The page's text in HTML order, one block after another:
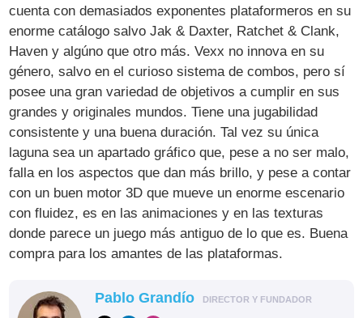
cuenta con demasiados exponentes plataformeros en su
enorme catálogo salvo Jak & Daxter, Ratchet & Clank,
Haven y algúno que otro más. Vexx no innova en su
género, salvo en el curioso sistema de combos, pero sí
posee una gran variedad de objetivos a cumplir en sus
grandes y originales mundos. Tiene una jugabilidad
consistente y una buena duración. Tal vez su única
laguna sea un apartado gráfico que, pese a no ser malo,
falla en los aspectos que dan más brillo, y pese a contar
con un buen motor 3D que mueve un enorme escenario
con fluidez, es en las animaciones y en las texturas
donde parece un juego más antiguo de lo que es. Buena
compra para los amantes de las plataformas.
Pablo Grandío DIRECTOR Y FUNDADOR